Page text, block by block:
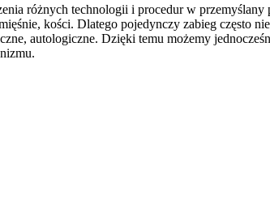
różnych technologii i procedur w przemyślany
kości. Dlatego pojedynczy zabieg często
autologiczne. Dzięki temu możemy